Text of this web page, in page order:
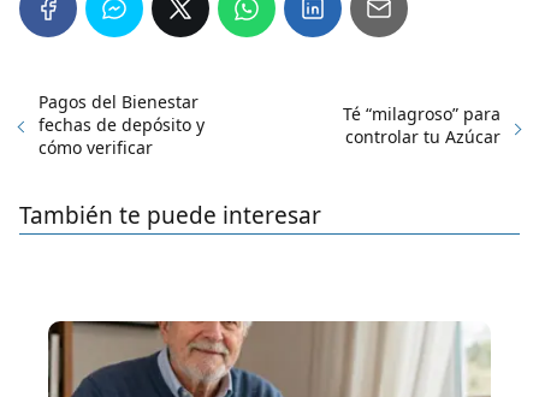
Pagos del Bienestar
fechas de depósito y
cómo verificar
Té “milagroso” para
controlar tu Azúcar
También te puede interesar